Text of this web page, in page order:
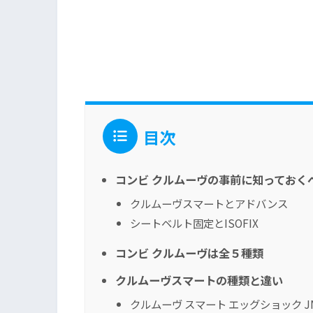
目次
コンビ クルムーヴの事前に知っておく
クルムーヴスマートとアドバンス
シートベルト固定とISOFIX
コンビ クルムーヴは全５種類
クルムーヴスマートの種類と違い
クルムーヴ スマート エッグショック